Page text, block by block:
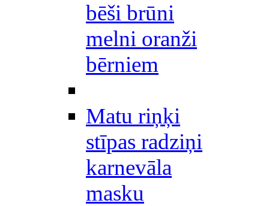
bēši brūni
melni oranži
bērniem
Matu riņķi
stīpas radziņi
karnevāla
masku